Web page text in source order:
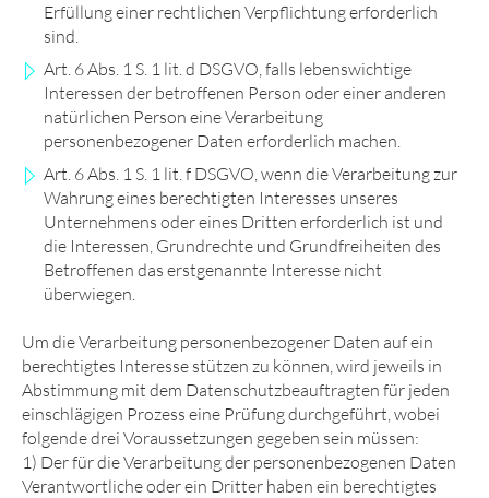
Erfüllung einer rechtlichen Verpflichtung erforderlich
sind.
Art. 6 Abs. 1 S. 1 lit. d DSGVO, falls lebenswichtige
Interessen der betroffenen Person oder einer anderen
natürlichen Person eine Verarbeitung
personenbezogener Daten erforderlich machen.
Art. 6 Abs. 1 S. 1 lit. f DSGVO, wenn die Verarbeitung zur
Wahrung eines berechtigten Interesses unseres
Unternehmens oder eines Dritten erforderlich ist und
die Interessen, Grundrechte und Grundfreiheiten des
Betroffenen das erstgenannte Interesse nicht
überwiegen.
Um die Verarbeitung personenbezogener Daten auf ein
berechtigtes Interesse stützen zu können, wird jeweils in
Abstimmung mit dem Datenschutzbeauftragten für jeden
einschlägigen Prozess eine Prüfung durchgeführt, wobei
folgende drei Voraussetzungen gegeben sein müssen:
1) Der für die Verarbeitung der personenbezogenen Daten
Verantwortliche oder ein Dritter haben ein berechtigtes